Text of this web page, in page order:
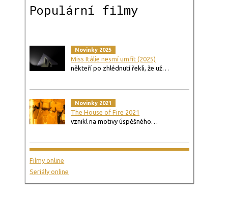
Populární filmy
Novinky 2025
Miss Itálie nesmí umřít (2025)
někteří po zhlédnutí řekli, že už…
Novinky 2021
The House of Fire 2021
vznikl na motivy úspěšného…
Filmy online
Seriály online